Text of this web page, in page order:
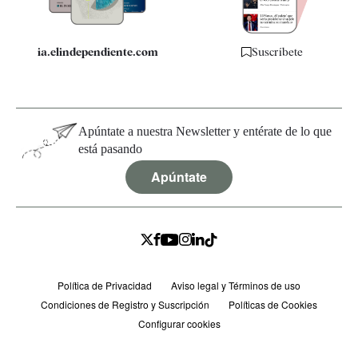
ia.elindependiente.com Suscríbete
Apúntate a nuestra Newsletter y entérate de lo que
está pasando
Apúntate
Política de Privacidad
Aviso legal y Términos de uso
Condiciones de Registro y Suscripción
Políticas de Cookies
Configurar cookies